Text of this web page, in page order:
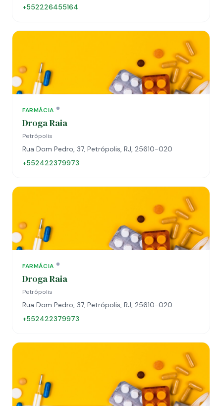
+552226455164
FARMÁCIA
Droga Raia
Petrópolis
Rua Dom Pedro, 37, Petrópolis, RJ, 25610-020
+552422379973
FARMÁCIA
Droga Raia
Petrópolis
Rua Dom Pedro, 37, Petrópolis, RJ, 25610-020
+552422379973